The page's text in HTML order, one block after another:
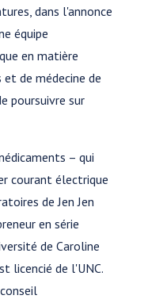
dans l'annonce
équipe
en matière
de médecine de
poursuivre sur
– qui
courant électrique
de Jen Jen
en série
de Caroline
licencié de l'UNC.